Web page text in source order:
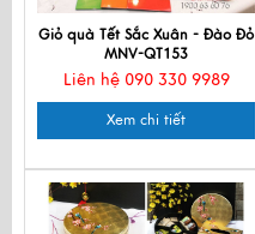
Giỏ quà Tết Sắc Xuân - Đào Đỏ
MNV-QT153
Liên hệ 090 330 9989
Xem chi tiết